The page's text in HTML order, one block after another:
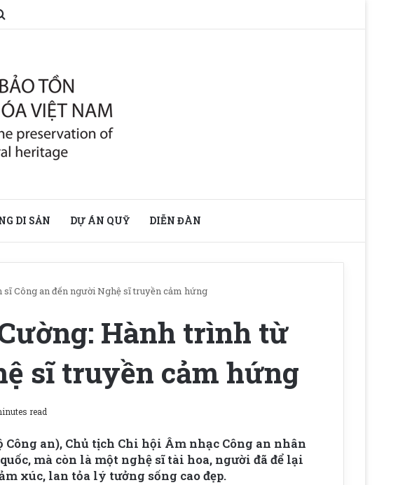
DI SẢN DỰ ÁN QUỸ DIỄN ĐÀN
Công an đến người Nghệ sĩ truyền cảm hứng
Hành trình từ
sĩ truyền cảm hứng
read
an), Chủ tịch Chi hội Âm nhạc Công an nhân
mà còn là một nghệ sĩ tài hoa, người đã để lại
xúc, lan tỏa lý tưởng sống cao đẹp.